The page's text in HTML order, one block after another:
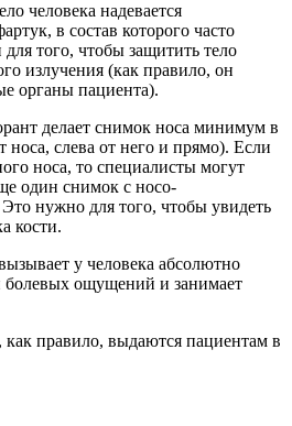
человека надевается
в состав которого часто
того, чтобы защитить тело
излучения (как правило, он
органы пациента).
делает снимок носа минимум в
носа, слева от него и прямо). Если
носа, то специалисты могут
один снимок с носо-
нужно для того, чтобы увидеть
кости.
у человека абсолютно
ощущений и занимает
как правило, выдаются пациентам в